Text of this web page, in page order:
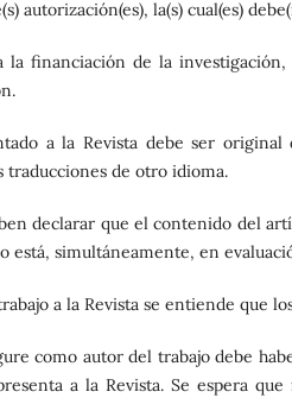
autorización(es), la(s) cual(es)
la financiación de la
a la Revista debe ser
traducciones de otro idioma.
declarar que el contenido del
está, simultáneamente, en
a la Revista se entiende que
como autor del trabajo debe
a la Revista. Se espera